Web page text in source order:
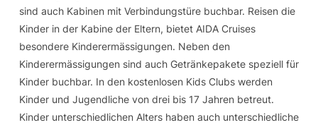
sind auch Kabinen mit Verbindungstüre buchbar. Reisen die
Kinder in der Kabine der Eltern, bietet AIDA Cruises
besondere Kinderermässigungen. Neben den
Kinderermässigungen sind auch Getränkepakete speziell für
Kinder buchbar. In den kostenlosen Kids Clubs werden
Kinder und Jugendliche von drei bis 17 Jahren betreut.
Kinder unterschiedlichen Alters haben auch unterschiedliche